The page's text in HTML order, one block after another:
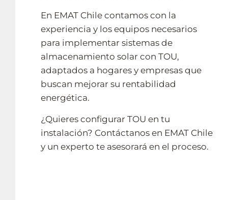
En EMAT Chile contamos con la
experiencia y los equipos necesarios
para implementar sistemas de
almacenamiento solar con TOU,
adaptados a hogares y empresas que
buscan mejorar su rentabilidad
energética.
¿Quieres configurar TOU en tu
instalación? Contáctanos en EMAT Chile
y un experto te asesorará en el proceso.